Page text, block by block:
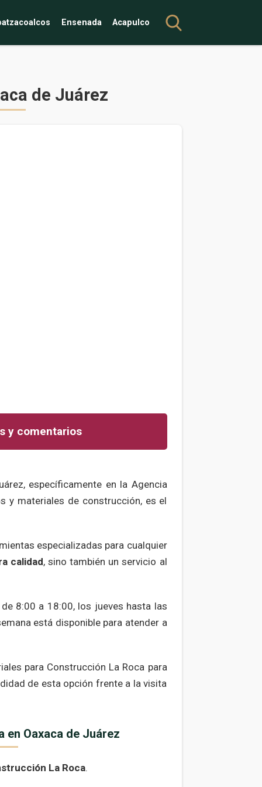
Ensenada Acapulco
de Juárez
y comentarios
específicamente en la Agencia
y materiales de construcción, es el
especializadas para cualquier
calidad, sino también un servicio al
8:00 a 18:00, los jueves hasta las
está disponible para atender a
para Construcción La Roca para
de esta opción frente a la visita
Oaxaca de Juárez
La Roca.